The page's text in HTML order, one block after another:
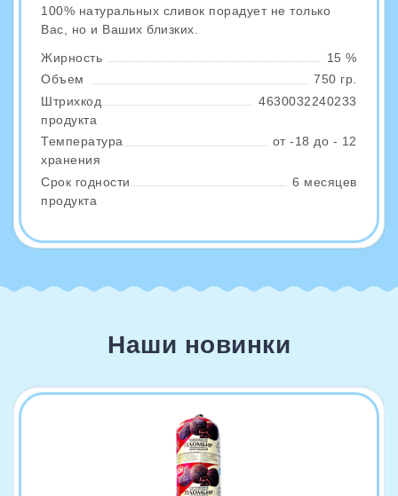
100% натуральных сливок порадует не только
Вас, но и Ваших близких.
Жирность
15 %
Объем
750 гр.
Штрихкод
продукта
4630032240233
Температура
хранения
от -18 до - 12
Срок годности
продукта
6 месяцев
Наши новинки